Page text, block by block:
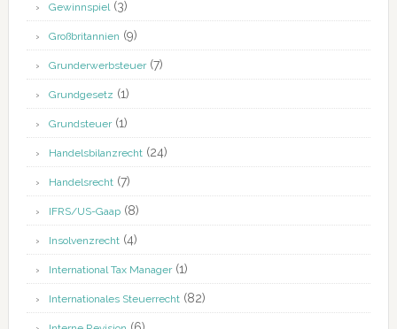
Gewinnspiel(3)
Großbritannien (9)
Grunderwerbsteuer(7)
Grundgesetz (1)
Grundsteuer(1)
Handelsbilanzrecht(24)
Handelsrecht(7)
IFRS/US-Gaap(8)
Insolvenzrecht(4)
International Tax Manager(1)
Internationales Steuerrecht(82)